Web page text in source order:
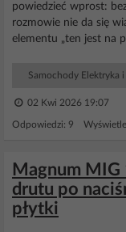
powiedzieć wprost:
rozmowie nie da się
elementu „ten jest na
Samochody Elektryka
02 Kwi 2026 19:07
Odpowiedzi: 9
Magnum
drutu po
płytki